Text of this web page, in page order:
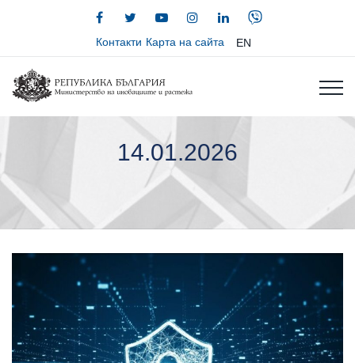
Контакти Карта на сайта EN
14.01.2026